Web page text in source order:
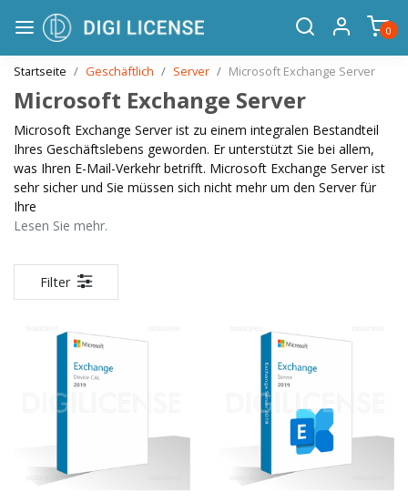
0
Startseite Geschäftlich Server Microsoft Exchange Server
Microsoft Exchange Server
Microsoft Exchange Server ist zu einem integralen Bestandteil
Ihres Geschäftslebens geworden. Er unterstützt Sie bei allem,
was Ihren E-Mail-Verkehr betrifft. Microsoft Exchange Server ist
sehr sicher und Sie müssen sich nicht mehr um den Server für
Ihre
Lesen Sie mehr.
Filter